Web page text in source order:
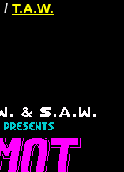
/ T.A.W.